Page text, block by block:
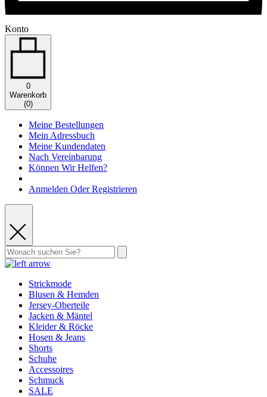
Konto
0
Warenkorb
(0)
Meine Bestellungen
Mein Adressbuch
Meine Kundendaten
Nach Vereinbarung
Können Wir Helfen?
Anmelden Oder Registrieren
Strickmode
Blusen & Hemden
Jersey-Oberteile
Jacken & Mäntel
Kleider & Röcke
Hosen & Jeans
Shorts
Schuhe
Accessoires
Schmuck
SALE